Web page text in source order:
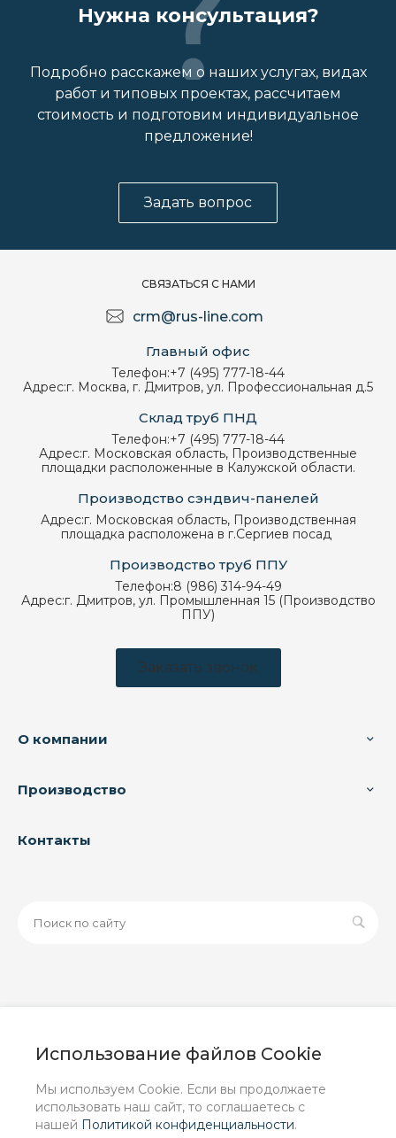
Использование файлов Cookie
Мы используем Cookie. Если вы продолжаете
использовать наш сайт, то соглашаетесь с
нашей Политикой конфиденциальности.
Нужна консультация?
Подробно расскажем о наших услугах, видах
работ и типовых проектах, рассчитаем
стоимость и подготовим индивидуальное
предложение!
Задать вопрос
СВЯЗАТЬСЯ С НАМИ
crm@rus-line.com
Главный офис
Телефон:+7 (495) 777-18-44
Адрес:г. Москва, г. Дмитров, ул. Профессиональная д.5
Склад труб ПНД
Телефон:+7 (495) 777-18-44
Адрес:г. Московская область, Производственные
площадки расположенные в Калужской области.
Производство сэндвич-панелей
Адрес:г. Московская область, Производственная
площадка расположена в г.Сергиев посад
Производство труб ППУ
Телефон:8 (986) 314-94-49
Адрес:г. Дмитров, ул. Промышленная 15 (Производство
ППУ)
Заказать звонок
О компании
Производство
Контакты
информационный характер и ни при каких условиях не
положениями Статьи 437 (2) ГК РФ.